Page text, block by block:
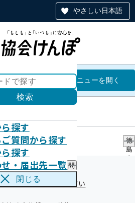
やさしい日本語
ドで探す
検索
探す
質問から探す
探す
・届出先一覧 問
い
せ
閉じる
徳島支部
メニューを開く
のご案内
徳
島
のご案内
内
の提供にご協力ください
情報（本年度分）